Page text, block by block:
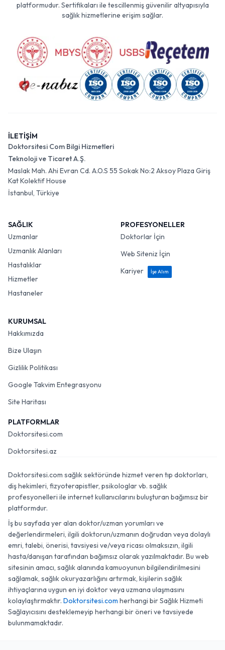
platformudur. Sertifikaları ile tescillenmiş güvenilir altyapısıyla
sağlık hizmetlerine erişim sağlar.
İLETİŞİM
Doktorsitesi Com Bilgi Hizmetleri
Teknoloji ve Ticaret A.Ş.
Maslak Mah. Ahi Evran Cd. A.O.S 55 Sokak No:2 Aksoy Plaza Giriş
Kat Kolektif House
İstanbul, Türkiye
SAĞLIK
Uzmanlar
Uzmanlık Alanları
Hastalıklar
Hizmetler
Hastaneler
PROFESYONELLER
Doktorlar İçin
Web Siteniz İçin
Kariyer
İşe Alım
KURUMSAL
Hakkımızda
Bize Ulaşın
Gizlilik Politikası
Google Takvim Entegrasyonu
Site Haritası
PLATFORMLAR
Doktorsitesi.com
Doktorsitesi.az
Doktorsitesi.com sağlık sektöründe hizmet veren tıp doktorları,
diş hekimleri, fizyoterapistler, psikologlar vb. sağlık
profesyonelleri ile internet kullanıcılarını buluşturan bağımsız bir
platformdur.
İş bu sayfada yer alan doktor/uzman yorumları ve
değerlendirmeleri, ilgili doktorun/uzmanın doğrudan veya dolaylı
emri, talebi, önerisi, tavsiyesi ve/veya ricası olmaksızın, ilgili
hasta/danışan tarafından bağımsız olarak yazılmaktadır. Bu web
sitesinin amacı, sağlık alanında kamuoyunun bilgilendirilmesini
sağlamak, sağlık okuryazarlığını artırmak, kişilerin sağlık
ihtiyaçlarına uygun en iyi doktor veya uzmana ulaşmasını
kolaylaştırmaktır. Doktorsitesi.com herhangi bir Sağlık Hizmeti
Sağlayıcısını desteklemeyip herhangi bir öneri ve tavsiyede
bulunmamaktadır.